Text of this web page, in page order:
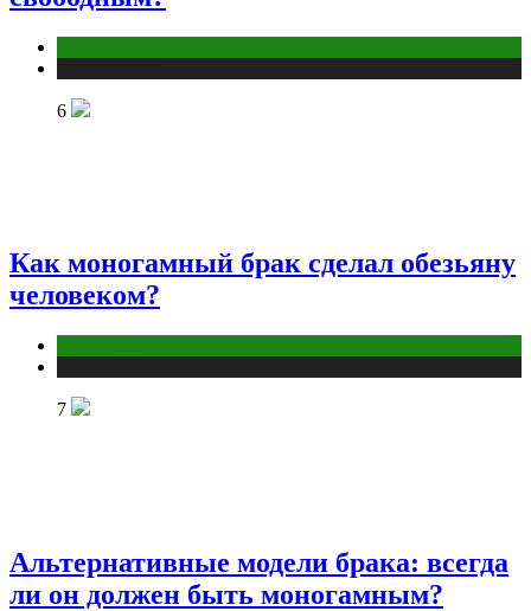
6
Как моногамный брак сделал обезьяну
человеком?
7
Альтернативные модели брака: всегда
ли он должен быть моногамным?